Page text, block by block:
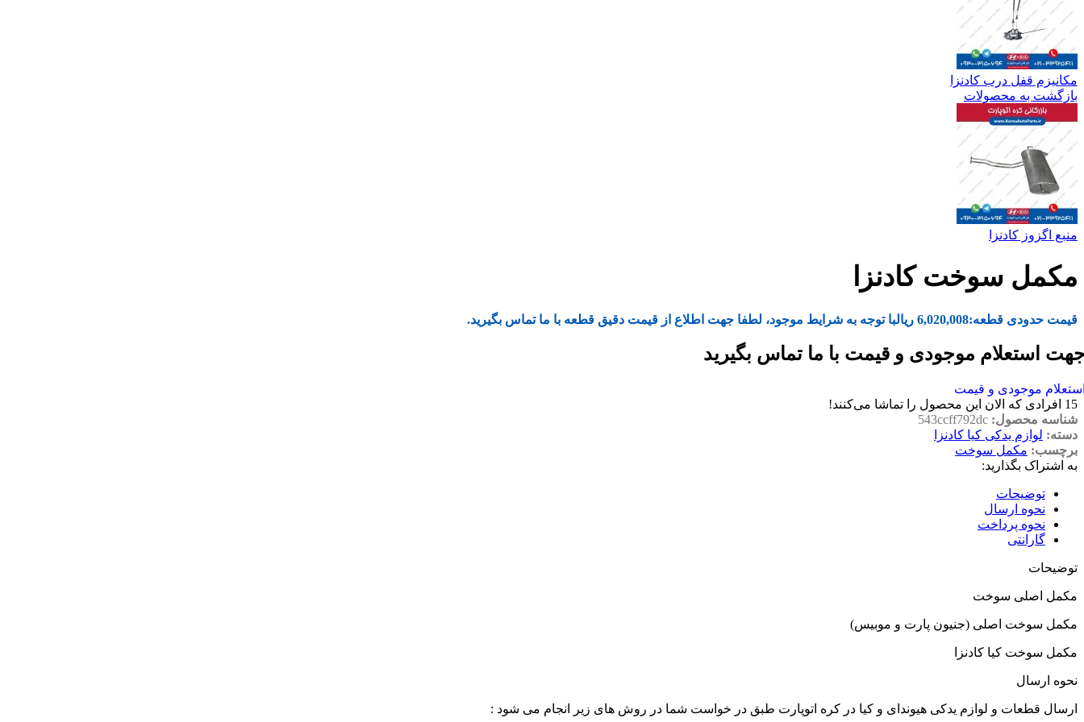
مکانیزم قفل درب کادنزا
بازگشت به محصولات
منبع اگزوز کادنزا
مکمل سوخت کادنزا
قیمت حدودی قطعه:6,020,008 ریالبا توجه به شرایط موجود، لطفا جهت اطلاع از قیمت دقیق قطعه با ما تماس بگیرید.
استعلام موجودی و قیمت با ما تماس بگیرید
موجودی و قیمت
15 افرادی که الان این محصول را تماشا می‌کنند!
شناسه محصول: 543ccff792dc
دسته: لوازم یدکی کیا کادنزا
برچسب: مکمل سوخت
به اشتراک بگذارید:
توضیحات
نحوه ارسال
نحوه پرداخت
گارانتی
توضیحات
مکمل اصلی سوخت
مکمل سوخت اصلی (جنیون پارت و موبیس)
مکمل سوخت کیا کادنزا
نحوه ارسال
ارسال قطعات و لوازم یدکی هیوندای و کیا در کره اتوپارت طبق در خواست شما در روش های زیر انجام می شود :